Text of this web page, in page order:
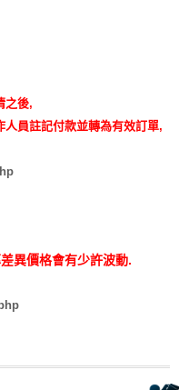
之後,
員註記付款並轉為有效訂單,
異價格會有少許波動.